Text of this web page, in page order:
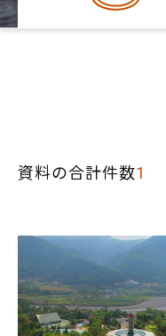
資料の合計件数1